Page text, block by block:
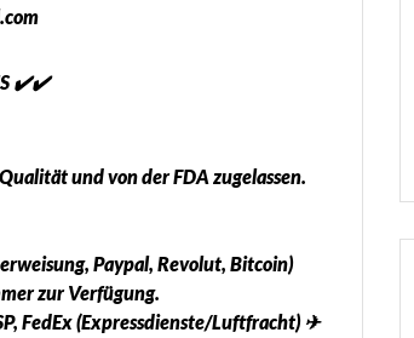
✔️✔️
und von der FDA zugelassen.
Paypal, Revolut, Bitcoin)
zur Verfügung.
FedEx (Expressdienste/Luftfracht) ✈